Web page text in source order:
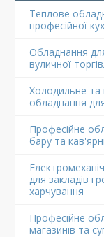
Теплове
професійної
Обладнання
вуличної
Холодильне
обладнання
Професійне
бару та кав'ярні
для закладів
харчування
Професійне
магазинів та